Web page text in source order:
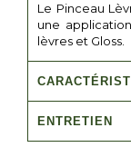
Le Pinceau
une
lèvres et Gloss.
ENTRETIEN